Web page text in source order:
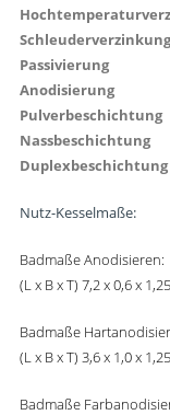
Schleuderverzinkung
Passivierung
Anodisierung
Pulverbeschichtung
Nassbeschichtung
Duplexbeschichtung
Nutz-Kesselmaße:
Badmaße Anodisieren:
(L x B x T) 7,2 x 0,6 x
Badmaße
(L x B x T) 3,6 x 1,0 x
Badmaße